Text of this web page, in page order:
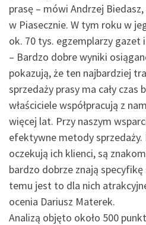
prasę – mówi Andrzej Biedasz,
w Piasecznie. W tym roku w
ok. 70 tys. egzemplarzy gazet
– Bardzo dobre wyniki
pokazują, że ten najbardziej
sprzedaży prasy ma cały czas
właściciele współpracują z
więcej lat. Przy naszym
efektywne metody sprzedaży.
oczekują ich klienci, są
bardzo dobrze znają specyfikę
temu jest to dla nich
ocenia Dariusz Materek.
Analizą objęto około 500